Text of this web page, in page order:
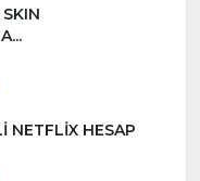
NETFLİX HESAP